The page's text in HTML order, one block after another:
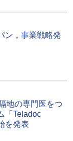
ン，事業戦略発
地の専門医をつ
「Teladoc
を発表